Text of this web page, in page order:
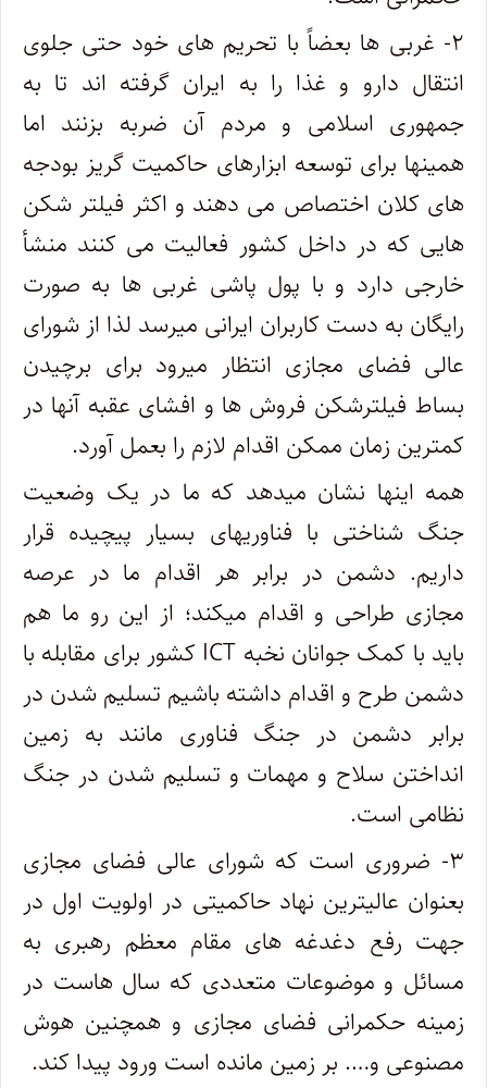
۲- غربی ها بعضاً با تحریم های خود حتی جلوی
انتقال دارو و غذا را به ایران گرفته اند تا به
جمهوری اسلامی و مردم آن ضربه بزنند اما
همینها برای توسعه ابزارهای حاکمیت گریز بودجه
های کلان اختصاص می دهند و اکثر فیلتر شکن
هایی که در داخل کشور فعالیت می کنند منشأ
خارجی دارد و با پول پاشی غربی ها به صورت
رایگان به دست کاربران ایرانی میرسد لذا از شورای
عالی فضای مجازی انتظار میرود برای برچیدن
بساط فیلترشکن فروش ها و افشای عقبه آنها در
کمترین زمان ممکن اقدام لازم را بعمل آورد.
همه اینها نشان میدهد که ما در یک وضعیت
جنگ شناختی با فناوریهای بسیار پیچیده قرار
داریم. دشمن در برابر هر اقدام ما در عرصه
مجازی طراحی و اقدام میکند؛ از این رو ما هم
باید با کمک جوانان نخبه ICT کشور برای مقابله با
دشمن طرح و اقدام داشته باشیم تسلیم شدن در
برابر دشمن در جنگ فناوری مانند به زمین
انداختن سلاح و مهمات و تسلیم شدن در جنگ
نظامی است.
۳- ضروری است که شورای عالی فضای مجازی
بعنوان عالیترین نهاد حاکمیتی در اولویت اول در
جهت رفع دغدغه های مقام معظم رهبری به
مسائل و موضوعات متعددی که سال هاست در
زمینه حکمرانی فضای مجازی و همچنین هوش
مصنوعی و…. بر زمین مانده است ورود پیدا کند.